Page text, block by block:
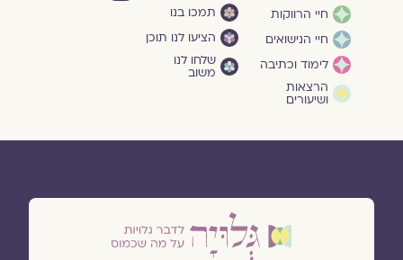
חיי הרווקות
חיי הנישואים
לימוד וכתיבה
הרצאות
ושיעורים
תמכו בנו
הציעו לנו תוכן
שלחו לנו
משוב